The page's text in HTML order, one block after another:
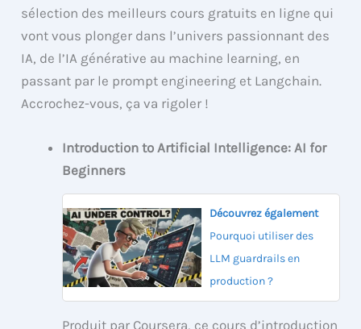
sélection des meilleurs cours gratuits en ligne qui
vont vous plonger dans l’univers passionnant des
IA, de l’IA générative au machine learning, en
passant par le prompt engineering et Langchain.
Accrochez-vous, ça va rigoler !
Introduction to Artificial Intelligence: AI for
Beginners
Découvrez également
Pourquoi utiliser des
LLM guardrails en
production ?
Produit par Coursera, ce cours d’introduction